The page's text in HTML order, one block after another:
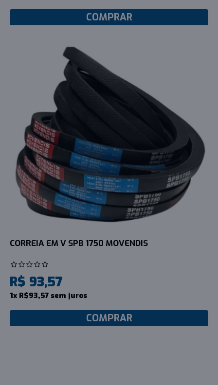
COMPRAR
CORREIA EM V SPB 1750 MOVENDIS
R$ 93,57
1x R$93,57 sem juros
COMPRAR